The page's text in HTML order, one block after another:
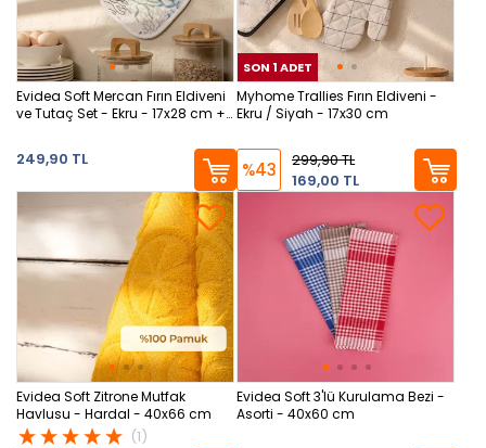
Evidea Soft Mercan Fırın Eldiveni
ve Tutaç Set - Ekru - 17x28 cm +
249,90 TL
SON 1 ADET
Myhome Trallies Fırın Eldiveni -
Ekru / Siyah - 17x30 cm
%43
299,90 TL
169,00 TL
Evidea Soft Zitrone Mutfak
Havlusu - Hardal - 40x66 cm
(1)
Evidea Soft 3'lü Kurulama Bezi -
Asorti - 40x60 cm